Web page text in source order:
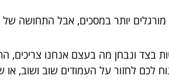
יותר במסכים, אבל התחושה
בצד ונבחן מה בעצם אנחנו צריכים,
לכם לחזור על העמודים שוב ושוב,